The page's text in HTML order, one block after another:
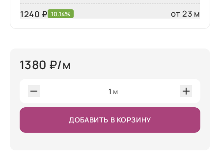
1240 ₽ 10.14% от 23 м
1380 ₽/м
1 м
ДОБАВИТЬ В КОРЗИНУ